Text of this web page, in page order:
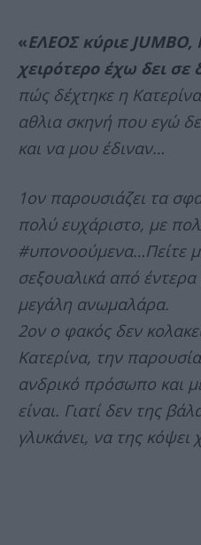
«ΕΛΕΟΣ κύριε
χειρότερο έχω δει
πώς δέχτηκε η
αθλια σκηνή που εγώ
και να μου έδιναν…
1ον παρουσιάζει τα
πολύ ευχάριστο, με
#υπονοούμενα…Πείτε
σεξουαλικά από
μεγάλη ανωμαλάρα.
2ον ο φακός δεν
Κατερίνα, την
ανδρικό πρόσωπο και
είναι. Γιατί δεν της
γλυκάνει, να της κόψει